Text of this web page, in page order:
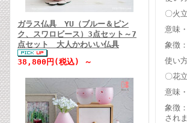
ガラス仏具 YU（ブルー＆ピン
ク、スワロビース）3点セット～7
点セット 大人かわいい仏具
38,800円(税込) ～
〇火
意味
象徴
使い
〇花
意味
象徴
され